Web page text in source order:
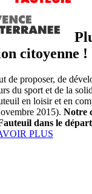
citoyenne !
de proposer, de
du sport et de la
en loisir et en
2015). Notre
dans le
PLUS